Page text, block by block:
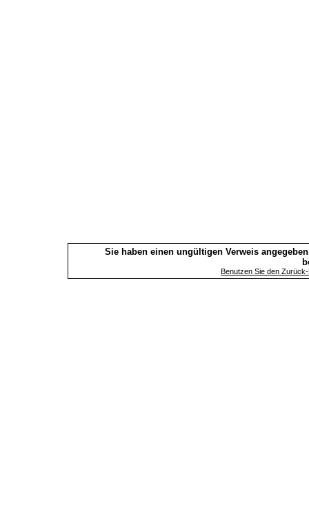
Sie haben einen ungültigen Verweis
Benutzen Sie den